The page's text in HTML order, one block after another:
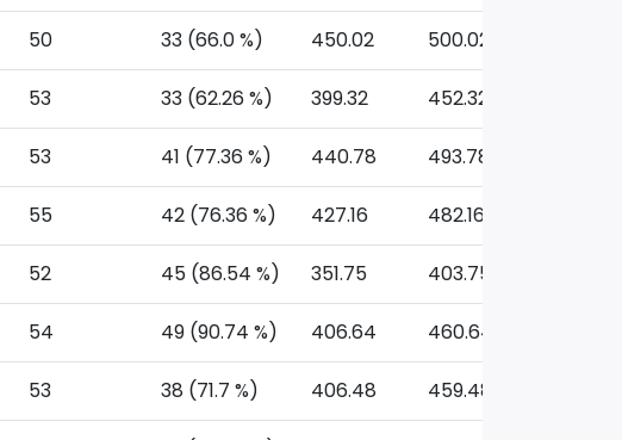
50 33 (66.0 %) 450.02 500.02
53 33 (62.26 %) 399.32 452.32
53 41 (77.36 %) 440.78 493.78
55 42 (76.36 %) 427.16 482.16
52 45 (86.54 %) 351.75 403.75
54 49 (90.74 %) 406.64 460.64
53 38 (71.7 %) 406.48 459.48